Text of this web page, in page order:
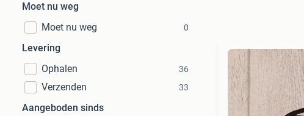
Moet nu weg
Moet nu weg
0
Levering
Ophalen
36
Verzenden 33
Aangeboden sinds